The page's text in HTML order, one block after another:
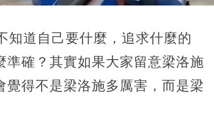
知道自己要什麼，追求什麼的
準確？其實如果大家留意梁洛施
得不是梁洛施多厲害，而是梁